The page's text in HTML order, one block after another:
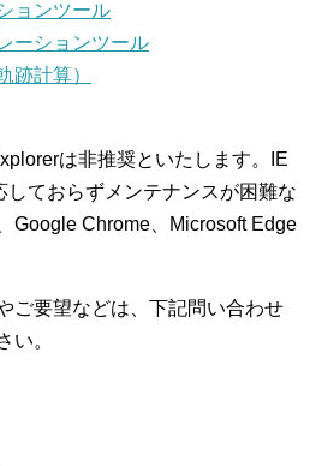
ョンツール
ーションツール
跡計算）
は非推奨といたします。IE
ておらずメンテナンスが困難な
Google Chrome、Microsoft Edge
ご要望などは、下記問い合わせ
い。